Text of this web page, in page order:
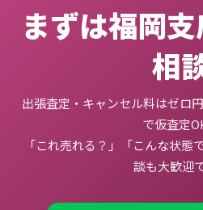
まずは福岡
相
出張査定・キャンセル料はゼロ
で仮査定
「これ売れる？」「こんな状態
談も大歓迎